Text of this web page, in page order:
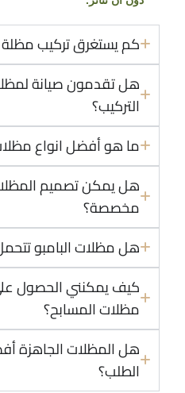
كم يستغرق تركيب
هل تقدمون صيانة
التركيب؟
ما هو أفضل انواع
هل يمكن تصميم
مخصصة؟
هل مظلات البامبو
كيف يمكنني الحصول
مظلات المسابح؟
هل المظلات الجاهزة
الطلب؟